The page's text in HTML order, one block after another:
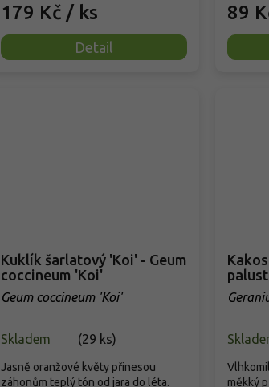
179 Kč / ks
Detail
89
Kuklík šarlatový 'Koi' - Geum
coccineum 'Koi'
Geum coccineum 'Koi'
Skladem (29 ks)
Jasně oranžové květy přinesou
záhonům teplý tón od jara do léta.
měkký